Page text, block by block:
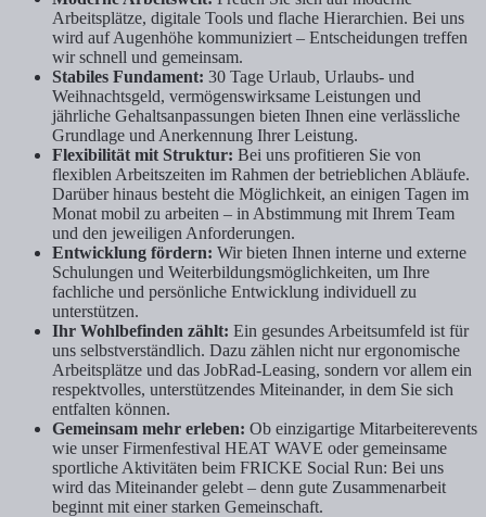
Arbeitsplätze, digitale Tools und flache Hierarchien. Bei uns
wird auf Augenhöhe kommuniziert – Entscheidungen treffen
wir schnell und gemeinsam.
Stabiles Fundament: 30 Tage Urlaub, Urlaubs- und
Weihnachtsgeld, vermögenswirksame Leistungen und
jährliche Gehaltsanpassungen bieten Ihnen eine verlässliche
Grundlage und Anerkennung Ihrer Leistung.
Flexibilität mit Struktur: Bei uns profitieren Sie von
flexiblen Arbeitszeiten im Rahmen der betrieblichen Abläufe.
Darüber hinaus besteht die Möglichkeit, an einigen Tagen im
Monat mobil zu arbeiten – in Abstimmung mit Ihrem Team
und den jeweiligen Anforderungen.
Entwicklung fördern: Wir bieten Ihnen interne und externe
Schulungen und Weiterbildungsmöglichkeiten, um Ihre
fachliche und persönliche Entwicklung individuell zu
unterstützen.
Ihr Wohlbefinden zählt: Ein gesundes Arbeitsumfeld ist für
uns selbstverständlich. Dazu zählen nicht nur ergonomische
Arbeitsplätze und das JobRad-Leasing, sondern vor allem ein
respektvolles, unterstützendes Miteinander, in dem Sie sich
entfalten können.
Gemeinsam mehr erleben: Ob einzigartige Mitarbeiterevents
wie unser Firmenfestival HEAT WAVE oder gemeinsame
sportliche Aktivitäten beim FRICKE Social Run: Bei uns
wird das Miteinander gelebt – denn gute Zusammenarbeit
beginnt mit einer starken Gemeinschaft.